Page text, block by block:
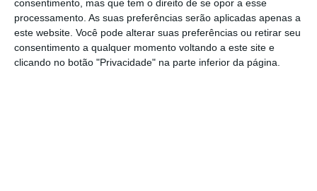
consentimento, mas que tem o direito de se opor a esse
processamento. As suas preferências serão aplicadas apenas a
este website. Você pode alterar suas preferências ou retirar seu
consentimento a qualquer momento voltando a este site e
clicando no botão "Privacidade" na parte inferior da página.
sua distribuição, evitando que as vacinas
produzidas na União sejam exportadas
indevidamente para países não vulneráveis”.